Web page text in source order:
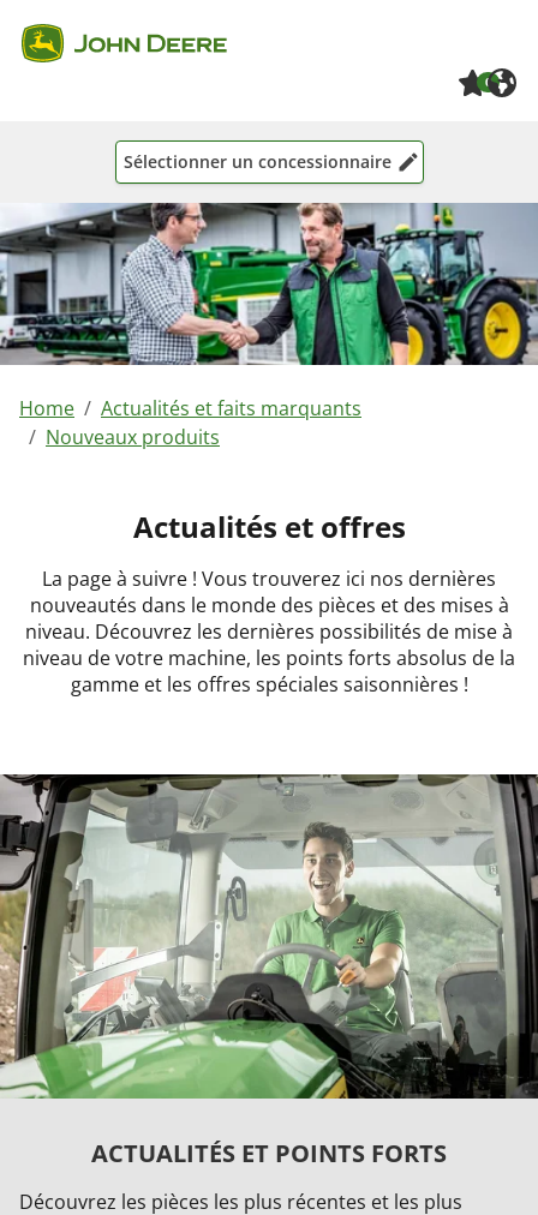
0
Sélectionner un concessionnaire
Home
Actualités et faits marquants
Nouveaux produits
Actualités et offres
La page à suivre ! Vous trouverez ici nos dernières
nouveautés dans le monde des pièces et des mises à
niveau. Découvrez les dernières possibilités de mise à
niveau de votre machine, les points forts absolus de la
gamme et les offres spéciales saisonnières !
ACTUALITÉS ET POINTS FORTS
Découvrez les pièces les plus récentes et les plus